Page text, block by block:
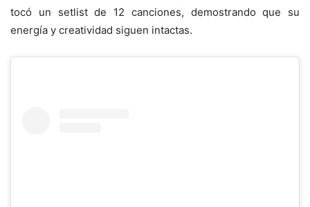
tocó un setlist de 12 canciones, demostrando que su
energía y creatividad siguen intactas.